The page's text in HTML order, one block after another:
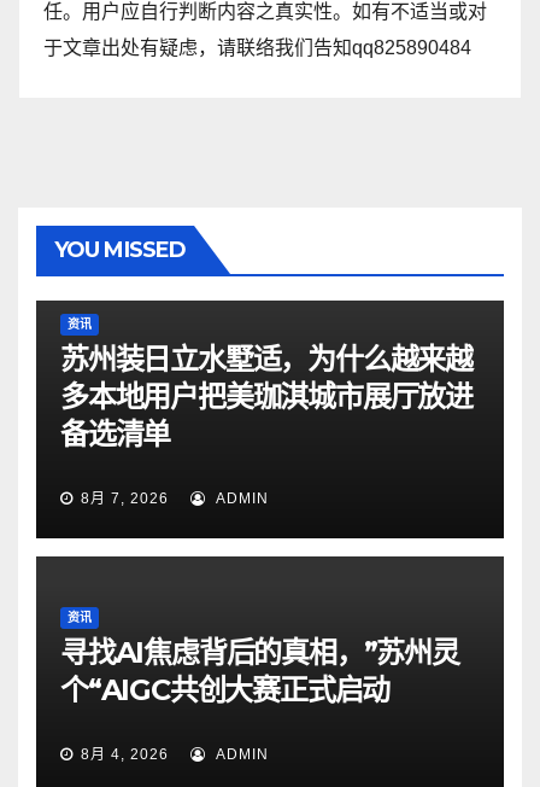
任。用户应自行判断内容之真实性。如有不适当或对
于文章出处有疑虑，请联络我们告知qq825890484
YOU MISSED
资讯
苏州装日立水墅适，为什么越来越
多本地用户把美珈淇城市展厅放进
备选清单
8月 7, 2026 ADMIN
资讯
寻找AI焦虑背后的真相，”苏州灵
个“AIGC共创大赛正式启动
8月 4, 2026 ADMIN